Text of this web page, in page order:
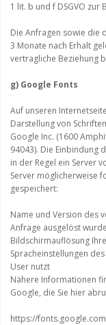
1 lit. b und f DSGVO zur
Die Anfragen sowie die
3 Monate nach Erhalt
vertragliche Beziehung
g) Google Fonts
Auf unseren
Darstellung von
Google Inc. (1600
94043). Die Einbindung
in der Regel ein Server
Server möglicherweise
gespeichert:
Name und Version des
Anfrage ausgelöst
Bildschirmauflösung
Spracheinstellungen
User nutzt
Nähere Informationen
Google, die Sie hier
https://